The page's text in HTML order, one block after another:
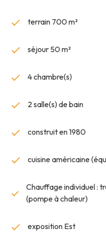
terrain 700 m²
séjour 50 m²
4 chambre(s)
2 salle(s) de bain
construit en 1980
cuisine américaine
Chauffage individuel :
(pompe à chaleur)
exposition Est